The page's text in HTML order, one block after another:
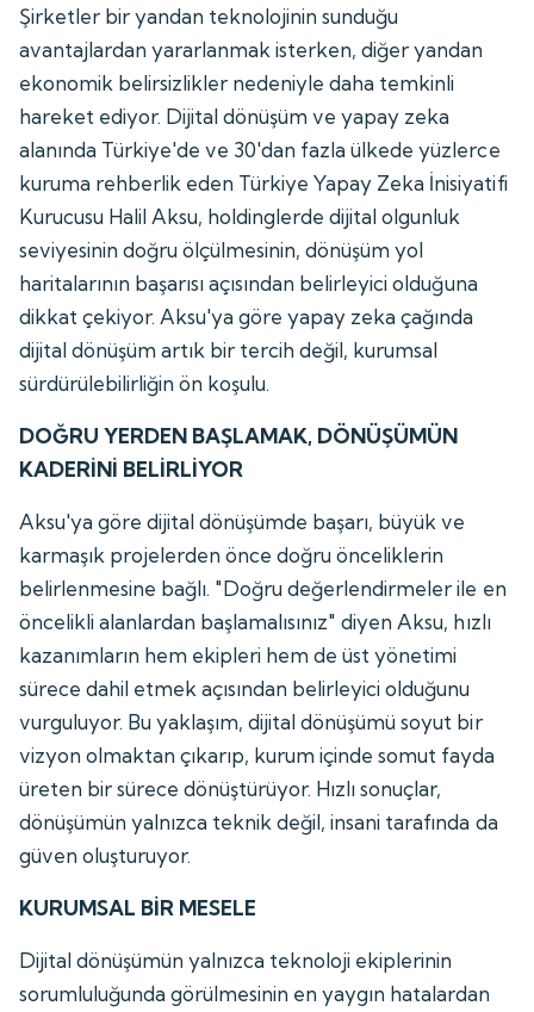
Şirketler bir yandan teknolojinin sunduğu
avantajlardan yararlanmak isterken, diğer yandan
ekonomik belirsizlikler nedeniyle daha temkinli
hareket ediyor. Dijital dönüşüm ve yapay zeka
alanında Türkiye'de ve 30'dan fazla ülkede yüzlerce
kuruma rehberlik eden Türkiye Yapay Zeka İnisiyatifi
Kurucusu Halil Aksu, holdinglerde dijital olgunluk
seviyesinin doğru ölçülmesinin, dönüşüm yol
haritalarının başarısı açısından belirleyici olduğuna
dikkat çekiyor. Aksu'ya göre yapay zeka çağında
dijital dönüşüm artık bir tercih değil, kurumsal
sürdürülebilirliğin ön koşulu.
DOĞRU YERDEN BAŞLAMAK, DÖNÜŞÜMÜN
KADERİNİ BELİRLİYOR
Aksu'ya göre dijital dönüşümde başarı, büyük ve
karmaşık projelerden önce doğru önceliklerin
belirlenmesine bağlı. "Doğru değerlendirmeler ile en
öncelikli alanlardan başlamalısınız" diyen Aksu, hızlı
kazanımların hem ekipleri hem de üst yönetimi
sürece dahil etmek açısından belirleyici olduğunu
vurguluyor. Bu yaklaşım, dijital dönüşümü soyut bir
vizyon olmaktan çıkarıp, kurum içinde somut fayda
üreten bir sürece dönüştürüyor. Hızlı sonuçlar,
dönüşümün yalnızca teknik değil, insani tarafında da
güven oluşturuyor.
KURUMSAL BİR MESELE
Dijital dönüşümün yalnızca teknoloji ekiplerinin
sorumluluğunda görülmesinin en yaygın hatalardan